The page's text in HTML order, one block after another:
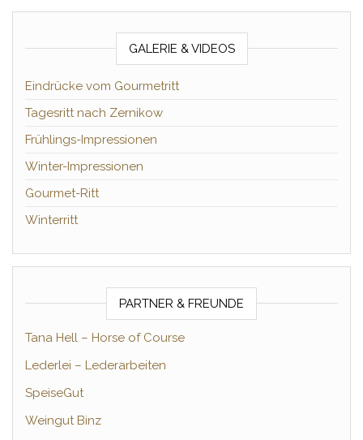
GALERIE & VIDEOS
Eindrücke vom Gourmetritt
Tagesritt nach Zernikow
Frühlings-Impressionen
Winter-Impressionen
Gourmet-Ritt
Winterritt
PARTNER & FREUNDE
Tana Hell – Horse of Course
Lederlei – Lederarbeiten
SpeiseGut
Weingut Binz